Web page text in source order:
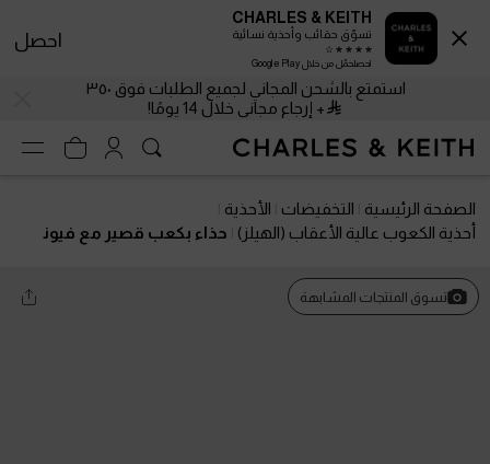
استمتع بالشحن المجاني لجميع الطلبات فوق ٣٥٠
+ إرجاع مجاني خلال 14 يومًا!
الصفحة الرئيسية التخفيضات
الأحذية
أحذية الكعوب عالية الأعقاب (الهيلز)
حذاء بكعب قصير مع فيون
تسوق المنتجات المشابهة
CHARLES & KEITH
تسوّق حقائب وأحذية نسائية
احصلحمّل من خلال Google Play
احصل